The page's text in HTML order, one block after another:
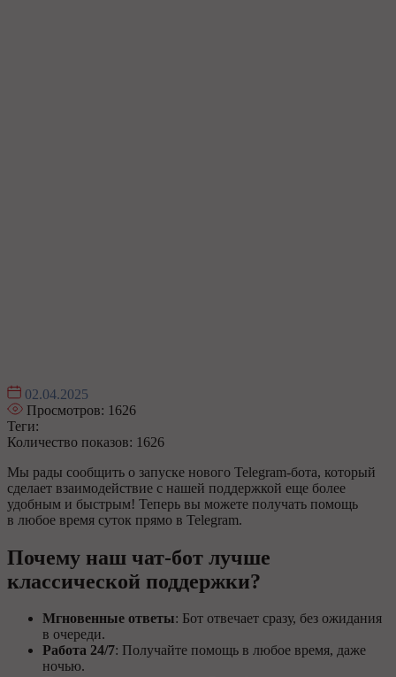
02.04.2025
Просмотров: 1626
Теги:
Количество показов: 1626
Мы рады сообщить о запуске нового Telegram-бота, который
сделает взаимодействие с нашей поддержкой еще более
удобным и быстрым! Теперь вы можете получать помощь
в любое время суток прямо в Telegram.
Почему наш чат-бот лучше
классической поддержки?
Мгновенные ответы: Бот отвечает сразу, без ожидания
в очереди.
Работа 24/7: Получайте помощь в любое время, даже
ночью.